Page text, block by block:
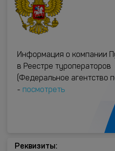
Информация о компании
в Реестре туроператоров
(Федеральное агентство
- посмотреть
Реквизиты: